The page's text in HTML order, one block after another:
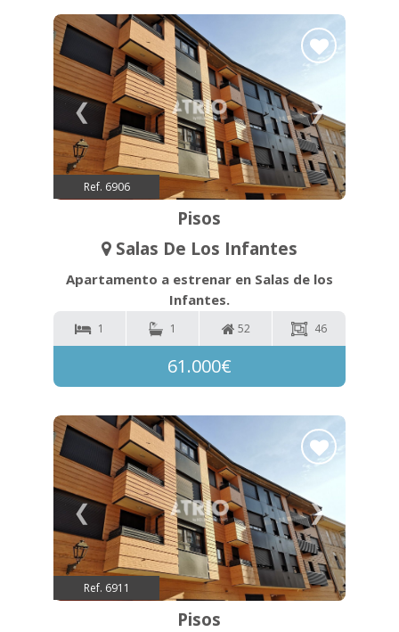
❮ ❯
Ref. 6906
Pisos
Salas De Los Infantes
Apartamento a estrenar en Salas de los
Infantes.
1 1 52 46
61.000€
❮ ❯
Ref. 6911
Pisos